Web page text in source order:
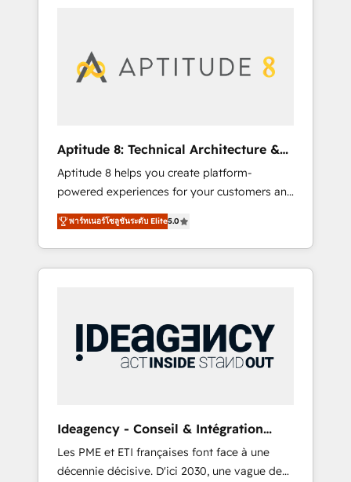
digitale et des startups florissantes. Nos 3
grandes expertises sont : ➤ L’intégration de
synchronisation API, audit et maintenance) ➤
La création de sites internet de conversion
qui transforment les visiteurs en
opportunités d'affaires ➤ La mise en place
de stratégies d'acquisition marketing (SEO,
SEA, inbound, automatisation marketing,
ABM, IA, emailing) Informations clés : - 10 ans
certifications HubSpot cumulées
Aptitude 8: Technical Architecture &
Deployment
Aptitude 8 helps you create platform-
powered experiences for your customers and
teams. We build multi-hub solutions and
orchestrate operations across your entire
tech stack. Aptitude 8 is trusted by top
brands such as Lenovo, Bluetooth,
Association, Randstad, Uber Freight, and
HubSpot itself. We have the largest technical
consulting team of any HubSpot partner and
extensibility. When you work with Aptitude 8,
you get a team – not an individual – with
embedded consulting, strategy,
พาร์ทเนอร์โซลูชันระดับ Elite5.0
Ideagency - Conseil & Intégration
HubSpot
Les PME et ETI françaises font face à une
décennie décisive. D'ici 2030, une vague de